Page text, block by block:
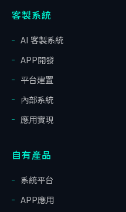
客製系統
AI 客製系統
APP開發
平台建置
內部系統
應用實現
自有產品
系統平台
APP應用